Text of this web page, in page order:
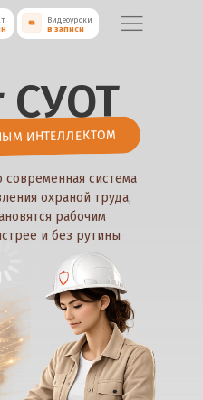
СУОТ
современная система
охраной труда,
рабочим
и без рутины
ИНТЕЛЛЕКТОМ
Видеоуроки
в записи